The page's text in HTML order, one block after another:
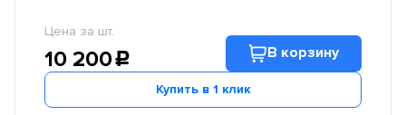
Цена за шт.
10 200c В корзину
Купить в 1 клик